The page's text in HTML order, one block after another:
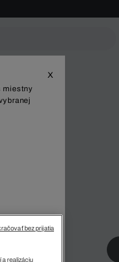
X
miestny
a realizáciu
bez prijatia